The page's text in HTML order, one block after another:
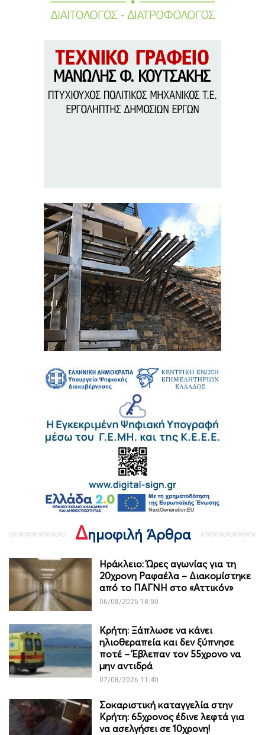
Δημοφιλή Άρθρα
Ηράκλειο: Ώρες αγωνίας για τη
20χρονη Ραφαέλα – Διακομίστηκε
από το ΠΑΓΝΗ στο «Αττικόν»
06/08/2026 18:00
Κρήτη: Ξάπλωσε να κάνει
ηλιοθεραπεία και δεν ξύπνησε
ποτέ – Έβλεπαν τον 55χρονο να
μην αντιδρά
07/08/2026 11:40
Σοκαριστική καταγγελία στην
Κρήτη: 65χρονος έδινε λεφτά για
να ασελγήσει σε 10χρονη!